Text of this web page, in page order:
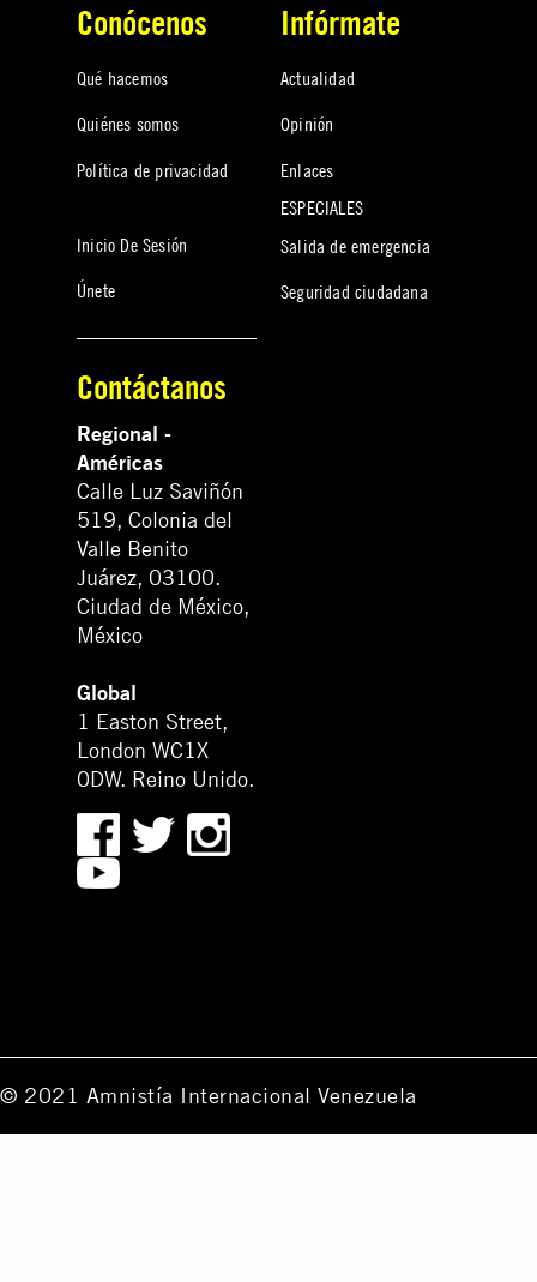
Conócenos
Qué hacemos
Quiénes somos
Política de privacidad
Inicio De Sesión
Únete
Infórmate
Actualidad
Opinión
Enlaces
ESPECIALES
Salida de emergencia
Seguridad ciudadana
Contáctanos
Regional -
Américas
Calle Luz Saviñón
519, Colonia del
Valle Benito
Juárez, 03100.
Ciudad de México,
México
Global
1 Easton Street,
London WC1X
0DW. Reino Unido.
© 2021 Amnistía Internacional Venezuela